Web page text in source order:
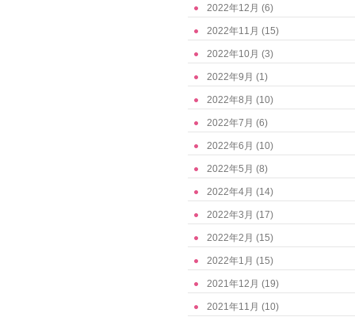
2022年12月 (6)
2022年11月 (15)
2022年10月 (3)
2022年9月 (1)
2022年8月 (10)
2022年7月 (6)
2022年6月 (10)
2022年5月 (8)
2022年4月 (14)
2022年3月 (17)
2022年2月 (15)
2022年1月 (15)
2021年12月 (19)
2021年11月 (10)